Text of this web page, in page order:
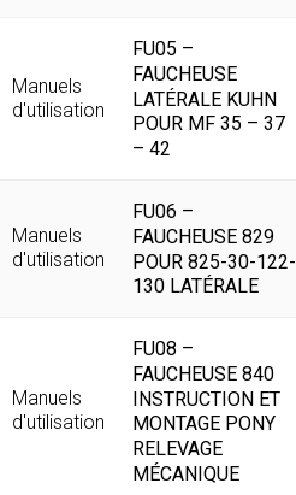
Manuels
d'utilisation
FU05 –
FAUCHEUSE
LATÉRALE KUHN
POUR MF 35 – 37
– 42
Manuels
d'utilisation
FU06 –
FAUCHEUSE 829
POUR 825-30-122-
130 LATÉRALE
Manuels
d'utilisation
FU08 –
FAUCHEUSE 840
INSTRUCTION ET
MONTAGE PONY
RELEVAGE
MÉCANIQUE